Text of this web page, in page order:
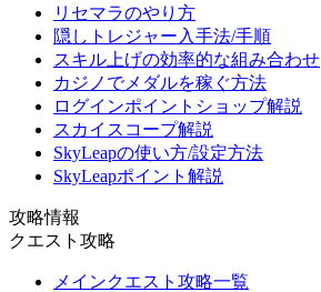
リセマラのやり方
隠しトレジャー入手法/手順
スキル上げの効率的な組み合わせ
カジノでメダルを稼ぐ方法
ログインポイントショップ解説
スカイスコープ解説
SkyLeapの使い方/設定方法
SkyLeapポイント解説
攻略情報
クエスト攻略
メインクエスト攻略一覧